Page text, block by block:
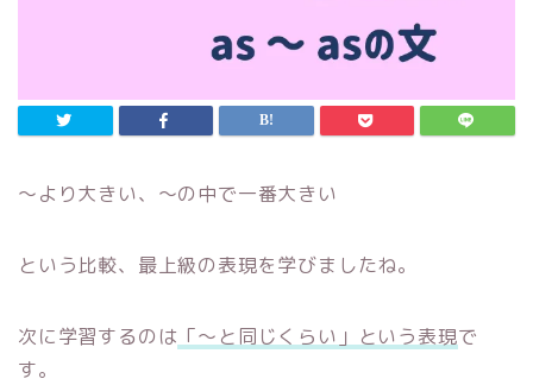
～より大きい、～の中で一番大きい
という比較、最上級の表現を学びましたね。
次に学習するのは 「～と同じくらい」という表現で
す。